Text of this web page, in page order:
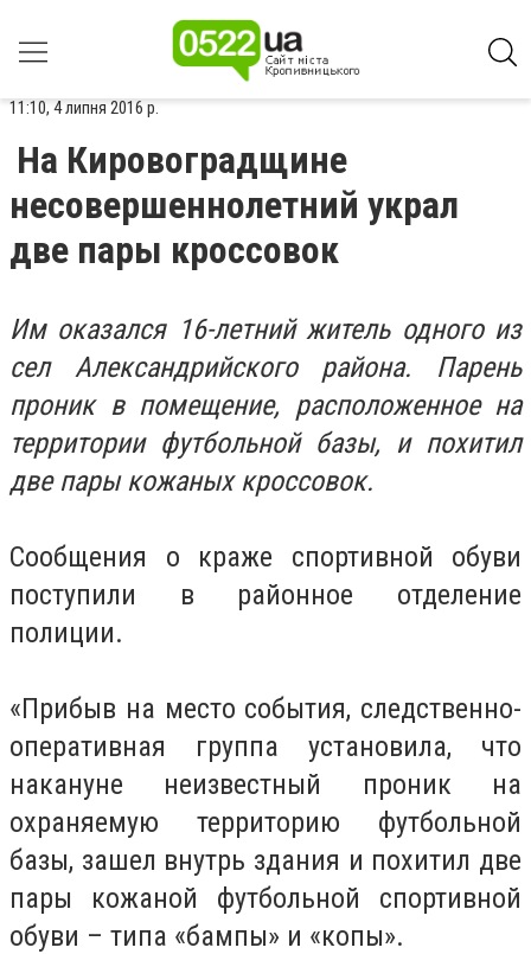
11:10, 4 липня 2016 р.
На Кировоградщине
несовершеннолетний украл
две пары кроссовок
Им оказался 16-летний житель одного из
сел Александрийского района. Парень
проник в помещение, расположенное на
территории футбольной базы, и похитил
две пары кожаных кроссовок.
Сообщения о краже спортивной обуви
поступили в районное отделение
полиции.
«Прибыв на место события, следственно-
оперативная группа установила, что
накануне неизвестный проник на
охраняемую территорию футбольной
базы, зашел внутрь здания и похитил две
пары кожаной футбольной спортивной
обуви – типа «бампы» и «копы».